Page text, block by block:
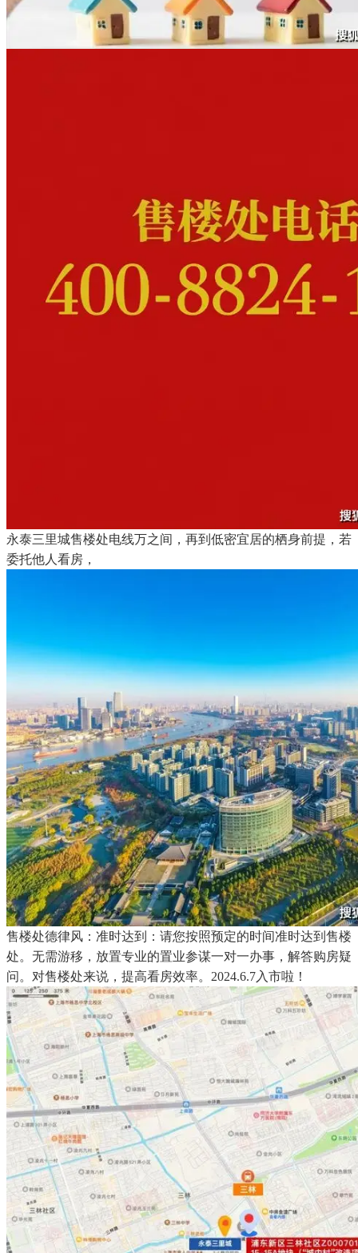
永泰三里城售楼处电线万之间，再到低密宜居的栖身前提，若
委托他人看房，
售楼处德律风：准时达到：请您按照预定的时间准时达到售楼
处。无需游移，放置专业的置业参谋一对一办事，解答购房疑
问。对售楼处来说，提高看房效率。2024.6.7入市啦！